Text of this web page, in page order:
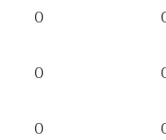
0
0
0